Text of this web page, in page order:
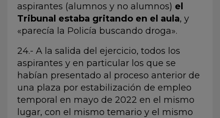
aspirantes (alumnos y no alumnos) el
Tribunal estaba gritando en el aula, y
«parecía la Policía buscando droga».
24.- A la salida del ejercicio, todos los
aspirantes y en particular los que se
habían presentado al proceso anterior de
una plaza por estabilización de empleo
temporal en mayo de 2022 en el mismo
lugar, con el mismo temario y el mismo